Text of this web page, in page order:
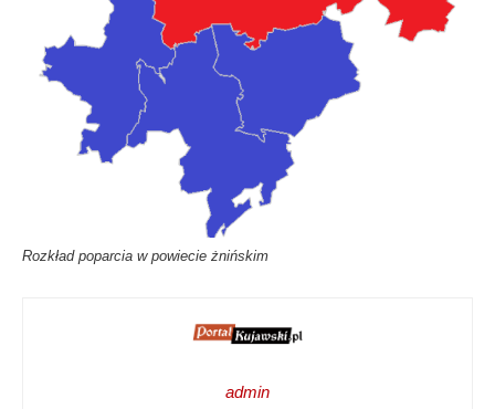
Rozkład poparcia w powiecie żnińskim
admin